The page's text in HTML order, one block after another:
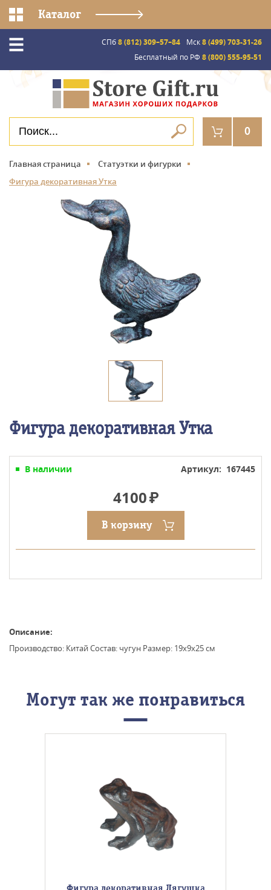
СПб8 (812) 309–57–84 Мск8 (499) 703-31-26
Бесплатный по РФ 8 (800) 555-95-51
0
Каталог
Главная страница
Статуэтки и фигурки
Фигура декоративная Утка
Фигура декоративная Утка
В наличии Артикул: 167445
4100
В корзину
Описание:
Производство: Китай Состав: чугун Размер: 19x9x25 см
Могут так же понравиться